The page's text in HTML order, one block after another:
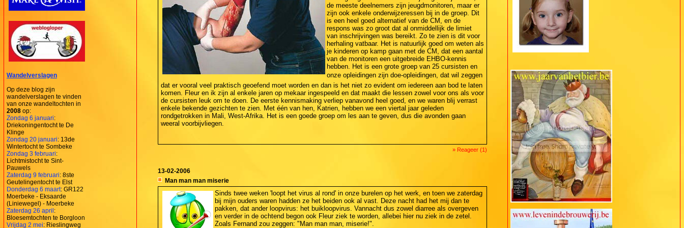
Wandelverslagen
Op deze blog zijn
wandelverslagen te vinden
van onze wandeltochten in
2008 op:
Zondag 6 januari:
Driekoningentocht te De
Klinge
Zondag 20 januari: 13de
Wintertocht te Sombeke
Zondag 3 februari:
Lichtmistocht te Sint-
Pauwels
Zaterdag 9 februari: 8ste
Geutelingentocht te Elst
Donderdag 6 maart: GR122
Moerbeke - Eksaarde
(Liniewegel) - Moerbeke
Zaterdag 26 april:
Bloesemtochten te Borgloon
Vrijdag 2 mei: Rieslingweg
de meeste deelnemers zijn jeugdmonitoren, maar er
zijn ook enkele onderwijzeressen bij in de groep. Dit
is een heel goed alternatief van de CM, en de
respons was zo groot dat al onmiddellijk de limiet
van inschrijvingen was bereikt. Zo te zien is dit voor
herhaling vatbaar. Het is natuurlijk goed om weten als
je kinderen op kamp gaan met de CM, dat een aantal
van de monitoren een uitgebreide EHBO-kennis
hebben. Het is een grote groep van 25 cursisten en
onze opleidingen zijn doe-opleidingen, dat wil zeggen
dat er vooral veel praktisch geoefend moet worden en dan is het niet zo evident om iedereen aan bod te laten
komen. Fleur en ik zijn al enkele jaren op mekaar ingespeeld en dat maakt die lessen zowel voor ons als voor
de cursisten leuk om te doen. De eerste kennismaking verliep vanavond heel goed, en we waren blij verrast
enkele bekende gezichten te zien. Met één van hen, Katrien, hebben we een viertal jaar geleden
rondgetrokken in Mali, West-Afrika. Het is een goede groep om les aan te geven, dus die avonden gaan
weeral voorbijvliegen.
» Reageer (1)
13-02-2006
Man man man miserie
Sinds twee weken 'loopt het virus al rond' in onze burelen op het werk, en toen we zaterdag
bij mijn ouders waren hadden ze het beiden ook al vast. Deze nacht had het mij dan te
pakken, dat ander loopvirus: het buikloopvirus. Vannacht dus zowel diarree als overgeven
en verder in de ochtend begon ook Fleur ziek te worden, allebei hier nu ziek in de zetel.
Zoals Fernand zou zeggen: "Man man man, miserie!".